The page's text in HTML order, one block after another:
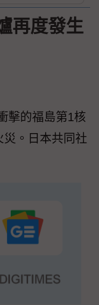
再度發生
擊的福島第1核
。日本共同社